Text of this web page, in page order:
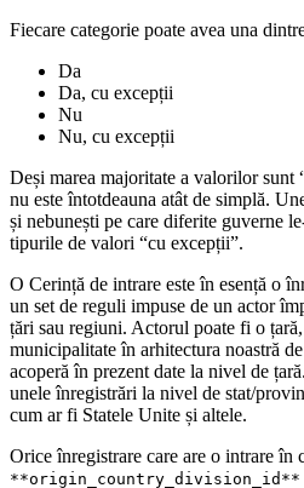
Fiecare categorie poate avea una
Da
Da, cu excepții
Nu
Nu, cu excepții
Deși marea majoritate a valorilor sunt
nu este întotdeauna atât de simplă.
și nebunești pe care diferite guverne
tipurile de valori “cu excepții”.
O Cerință de intrare este în esență o
un set de reguli impuse de un actor
țări sau regiuni. Actorul poate fi o
municipalitate în arhitectura noastră
acoperă în prezent date la nivel de
unele înregistrări la nivel de stat/
cum ar fi Statele Unite și altele.
Orice înregistrare care are o intrare în
**origin_country_division_id**